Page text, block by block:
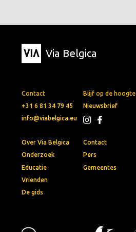
Via Belgica
Contact
+31 6 81 34 79 45
info@viabelgica.eu
Blijf op de hoogte
Nieuwsbrief
Over Via Belgica
Onderzoek
Educatie
Vrienden
De gids
Contact
Pers
Gemeentes